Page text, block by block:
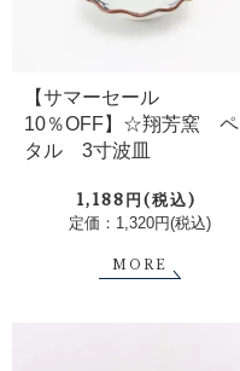
【サマーセール
10％OFF】☆翔芳窯 ペ
タル 3寸波皿
1,188円(税込)
定価：1,320円(税込)
MORE